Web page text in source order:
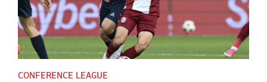
CONFERENCE LEAGUE